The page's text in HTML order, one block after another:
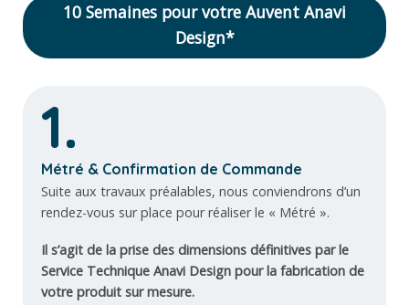
10 Semaines pour votre Auvent Anavi
Design*
1.
Métré & Confirmation de Commande
Suite aux travaux préalables, nous conviendrons d’un
rendez-vous sur place pour réaliser le « Métré ».
Il s’agit de la prise des dimensions définitives par le
Service Technique Anavi Design pour la fabrication de
votre produit sur mesure.